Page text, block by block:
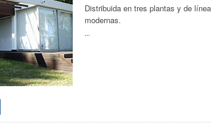
Distribuida en tres plantas y de
modernas.
...